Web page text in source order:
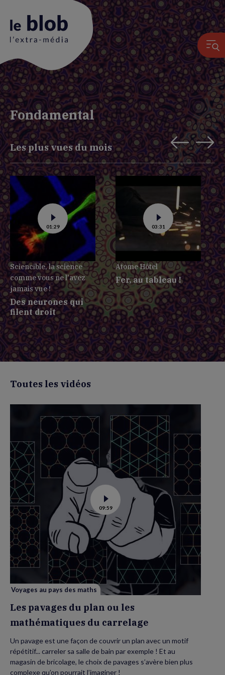
Animation
du
logoFondamental
Les plus vues du mois
01:29
Sciencible, la science
comme vous ne l'avez
jamais vue !
Des neurones qui
filent droit
03:31
Atome Hôtel
Fer, au tableau !
Toutes les vidéos
Voir
la
vidéo
de
Les
pavages
du
plan
ou
les
mathématiques
carrelage
09:59
Voyages au pays des maths
Les pavages du plan ou les
mathématiques du carrelage
Un pavage est une façon de couvrir un plan avec un motif
répétitif... carreler sa salle de bain par exemple ! Et au
magasin de bricolage, le choix de pavages s’avère bien plus
complexe qu’on pourrait l’imaginer !